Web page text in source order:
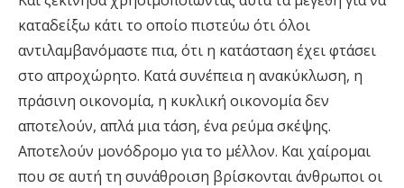
καταδείξω κάτι το οποίο πιστεύω ότι όλοι
αντιλαμβανόμαστε πια, ότι η κατάσταση έχει φτάσει
στο απροχώρητο. Κατά συνέπεια η ανακύκλωση, η
πράσινη οικονομία, η κυκλική οικονομία δεν
αποτελούν, απλά μια τάση, ένα ρεύμα σκέψης.
Αποτελούν μονόδρομο για το μέλλον. Και χαίρομαι
που σε αυτή τη συνάθροιση βρίσκονται άνθρωποι οι